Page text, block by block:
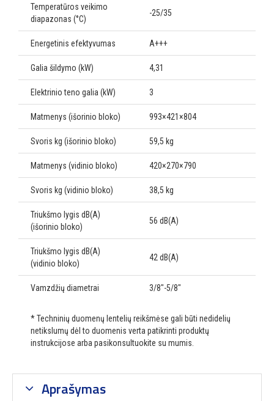
Temperatūros veikimo
diapazonas (°C)
-25/35
Energetinis efektyvumas A+++
Galia šildymo (kW) 4,31
Elektrinio teno galia (kW) 3
Matmenys (išorinio bloko) 993×421×804
Svoris kg (išorinio bloko) 59,5 kg
Matmenys (vidinio bloko) 420×270×790
Svoris kg (vidinio bloko) 38,5 kg
Triukšmo lygis dB(A)
(išorinio bloko)
56 dB(A)
Triukšmo lygis dB(A)
(vidinio bloko)
42 dB(A)
Vamzdžių diametrai 3/8"-5/8"
* Techninių duomenų lentelių reikšmėse gali būti nedidelių
netikslumų dėl to duomenis verta patikrinti produktų
instrukcijose arba pasikonsultuokite su mumis.
Aprašymas